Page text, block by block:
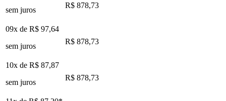
sem juros
R$ 878,73
09x de R$ 97,64
sem juros
R$ 878,73
10x de R$ 87,87
sem juros
R$ 878,73